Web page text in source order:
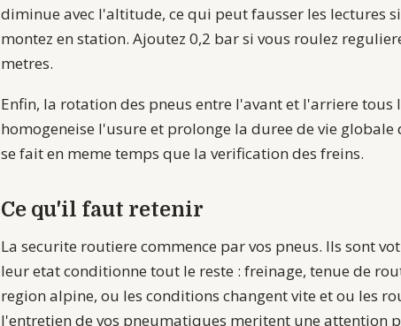
diminue avec l'altitude, ce qui peut fausser les lectures
montez en station. Ajoutez 0,2 bar si vous roulez
metres.
Enfin, la rotation des pneus entre l'avant et l'arriere tous
homogeneise l'usure et prolonge la duree de vie globale
se fait en meme temps que la verification des freins.
Ce qu'il faut retenir
La securite routiere commence par vos pneus. Ils sont
leur etat conditionne tout le reste : freinage, tenue de
region alpine, ou les conditions changent vite et ou les
l'entretien de vos pneumatiques meritent une attention